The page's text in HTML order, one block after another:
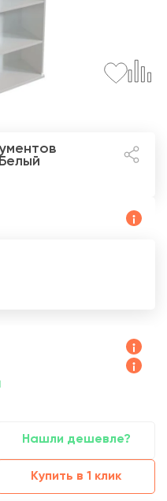
Белый
Нашли дешевле?
Купить в 1 клик